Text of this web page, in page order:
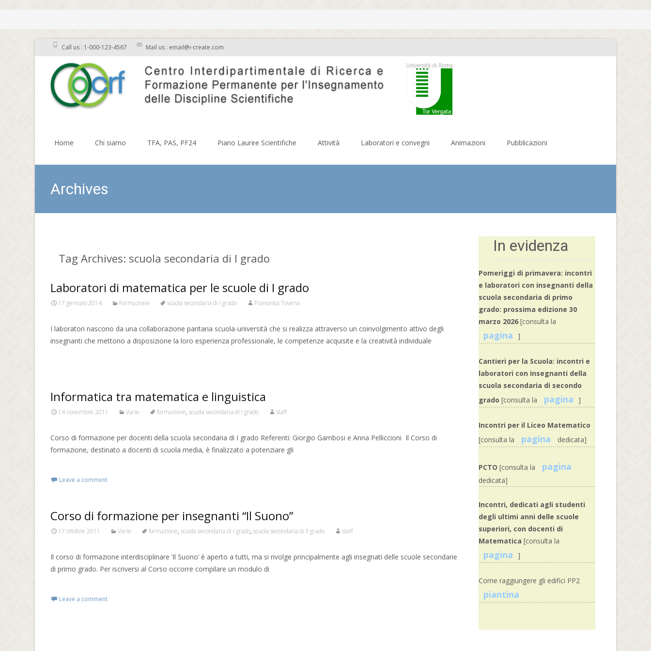
Call us : 1-000-123-4567 Mail us : email@i-create.com
Home
Chi siamo TFA, PAS, PF24 Piano Lauree Scientifiche Attività Laboratori e convegni Animazioni Pubblicazioni
Archives
Tag Archives: scuola secondaria di I grado
Laboratori di matematica per le scuole di I grado
17 gennaio 2014 Formazione scuola secondaria di I grado Francesca Tovena
I laboratori nascono da una collaborazione paritaria scuola-università che si realizza attraverso un coinvolgimento attivo degli
insegnanti che mettono a disposizione la loro esperienza professionale, le competenze acquisite e la creatività individuale
Informatica tra matematica e linguistica
14 novembre 2011 Varie formazione, scuola secondaria di I grado staff
Corso di formazione per docenti della scuola secondaria di I grado Referenti: Giorgio Gambosi e Anna Pelliccioni Il Corso di
formazione, destinato a docenti di scuola media, è finalizzato a potenziare gli
Leave a comment
Corso di formazione per insegnanti “Il Suono”
17 ottobre 2011 Varie formazione, scuola secondaria di I grado, scuola secondaria di II grado staff
Il corso di formazione interdisciplinare ‘Il Suono’ è aperto a tutti, ma si rivolge principalmente agli insegnati delle scuole secondarie
di primo grado. Per iscriversi al Corso occorre compilare un modulo di
Leave a comment
In evidenza
Pomeriggi di primavera: incontri
e laboratori con insegnanti della
scuola secondaria di primo
grado: prossima edizione 30
marzo 2026 [consulta la
pagina ]
Cantieri per la Scuola: incontri e
laboratori con insegnanti della
scuola secondaria di secondo
grado [consulta la pagina ]
Incontri per il Liceo Matematico
[consulta la
pagina dedicata]
PCTO [consulta la pagina
dedicata]
Incontri, dedicati agli studenti
degli ultimi anni delle scuole
superiori, con docenti di
Matematica [consulta la
pagina ]
Come raggiungere gli edifici PP2
piantina